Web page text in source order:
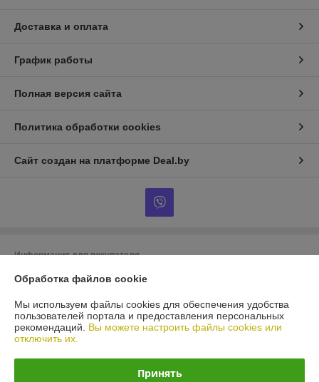
Доставка и оплата
График работы
Полная версия сайта
Политика обработки cookies
Сайт создан на платформе Deal.by
Информация для покупателя
Юридическое лицо:ООО «БигВал»
Регистрационный номер ЕГР: 193084737
УНП: 193084737
Регистрационный орган: Минский горисполком
Дата регистрации компании: 28.05.2018
Обработка файлов cookie
Мы используем файлы cookies для обеспечения удобства
пользователей портала и предоставления персональных
рекомендаций. Вы можете настроить файлы cookies или
отключить их.
Принять